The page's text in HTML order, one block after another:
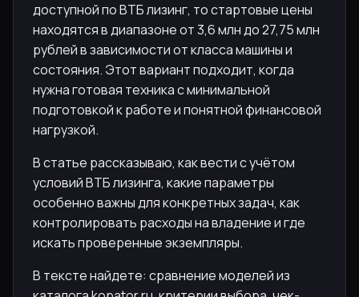
доступной по ВТБ лизинг, то стартовые цены
находятся в диапазоне от 3,6 млн до 27,75 млн
рублей в зависимости от класса машины и
состояния. Этот вариант подходит, когда
нужна готовая техника с минимальной
подготовкой к работе и понятной финансовой
нагрузкой.
В статье рассказываю, как вести с учётом
условий ВТБ лизинга, какие параметры
особенно важны для конкретных задач, как
контролировать расходы на владение и где
искать проверенные экземпляры.
В тексте найдете: сравнение моделей из